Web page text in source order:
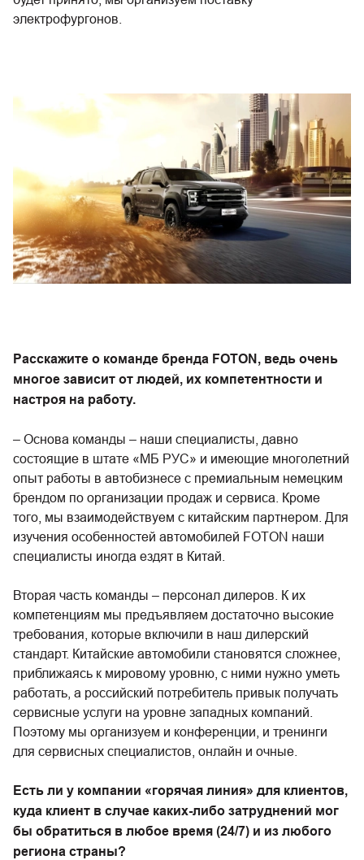
электрофургонов.
Расскажите о команде бренда FOTON, ведь очень
многое зависит от людей, их компетентности и
настроя на работу.
– Основа команды – наши специалисты, давно
состоящие в штате «МБ РУС» и имеющие многолетний
опыт работы в автобизнесе с премиальным немецким
брендом по организации продаж и сервиса. Кроме
того, мы взаимодействуем с китайским партнером. Для
изучения особенностей автомобилей FOTON наши
специалисты иногда ездят в Китай.
Вторая часть команды – персонал дилеров. К их
компетенциям мы предъявляем достаточно высокие
требования, которые включили в наш дилерский
стандарт. Китайские автомобили становятся сложнее,
приближаясь к мировому уровню, с ними нужно уметь
работать, а российский потребитель привык получать
сервисные услуги на уровне западных компаний.
Поэтому мы организуем и конференции, и тренинги
для сервисных специалистов, онлайн и очные.
Есть ли у компании «горячая линия» для клиентов,
куда клиент в случае каких-либо затруднений мог
бы обратиться в любое время (24/7) и из любого
региона страны?